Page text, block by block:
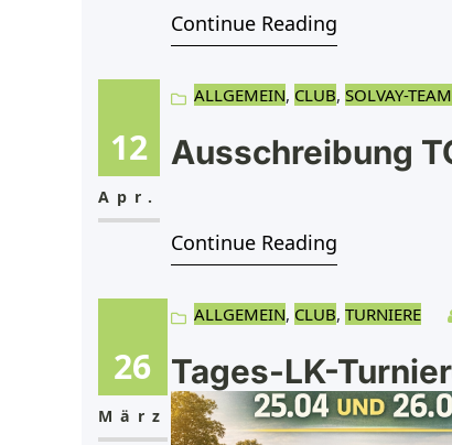
Auszubildende steigt der
Continue Reading
12
Apr.
ALLGEMEIN, CLUB, SOLVAY-
Ausschreibung
Continue Reading
26
März
ALLGEMEIN, CLUB, TURNIERE
Tages-LK-